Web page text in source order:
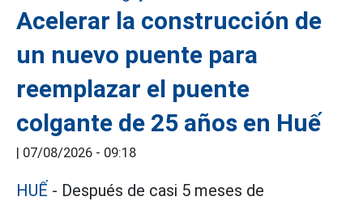
Acelerar la construcción de
un nuevo puente para
reemplazar el puente
colgante de 25 años en Huế
| 07/08/2026 - 09:18
HUẾ - Después de casi 5 meses de